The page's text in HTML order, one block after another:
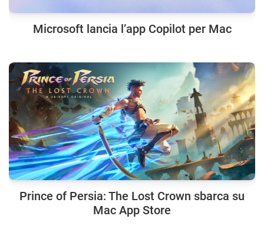
Microsoft lancia l’app Copilot per Mac
Prince of Persia: The Lost Crown sbarca su
Mac App Store